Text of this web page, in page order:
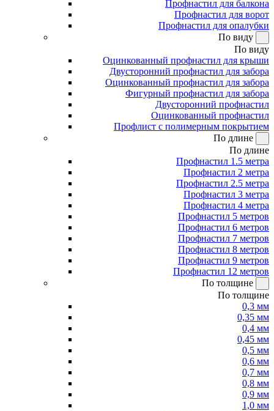
Профнастил для балкона
Профнастил для ворот
Профнастил для опалубки
По виду
По виду
Оцинкованный профнастил для крыши
Двусторонний профнастил для забора
Оцинкованный профнастил для забора
Фигурный профнастил для забора
Двусторонний профнастил
Оцинкованный профнастил
Профлист с полимерным покрытием
По длине
По длине
Профнастил 1.5 метра
Профнастил 2 метра
Профнастил 2.5 метра
Профнастил 3 метра
Профнастил 4 метра
Профнастил 5 метров
Профнастил 6 метров
Профнастил 7 метров
Профнастил 8 метров
Профнастил 9 метров
Профнастил 12 метров
По толщине
По толщине
0,3 мм
0,35 мм
0,4 мм
0,45 мм
0,5 мм
0,6 мм
0,7 мм
0,8 мм
0,9 мм
1,0 мм